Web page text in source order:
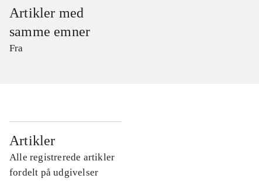
Artikler med
samme emner
Fra
Artikler
Alle registrerede artikler
fordelt på udgivelser